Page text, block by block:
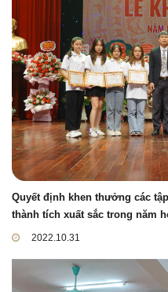
Quyết định khen thưởng các
thành tích xuất sắc trong năm
2022.10.31